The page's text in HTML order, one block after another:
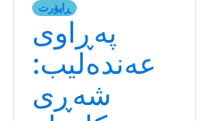
ڕاپۆرت
پەڕاوی
عەندەلیب:
شەڕی